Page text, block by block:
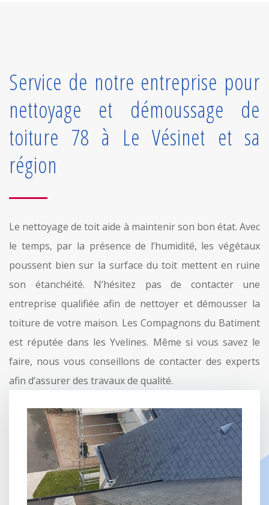
Service de notre entreprise pour
nettoyage et démoussage de
toiture 78 à Le Vésinet et sa
région
Le nettoyage de toit aide à maintenir son bon état. Avec
le temps, par la présence de l’humidité, les végétaux
poussent bien sur la surface du toit mettent en ruine
son étanchéité. N’hésitez pas de contacter une
entreprise qualifiée afin de nettoyer et démousser la
toiture de votre maison. Les Compagnons du Batiment
est réputée dans les Yvelines. Même si vous savez le
faire, nous vous conseillons de contacter des experts
afin d’assurer des travaux de qualité.